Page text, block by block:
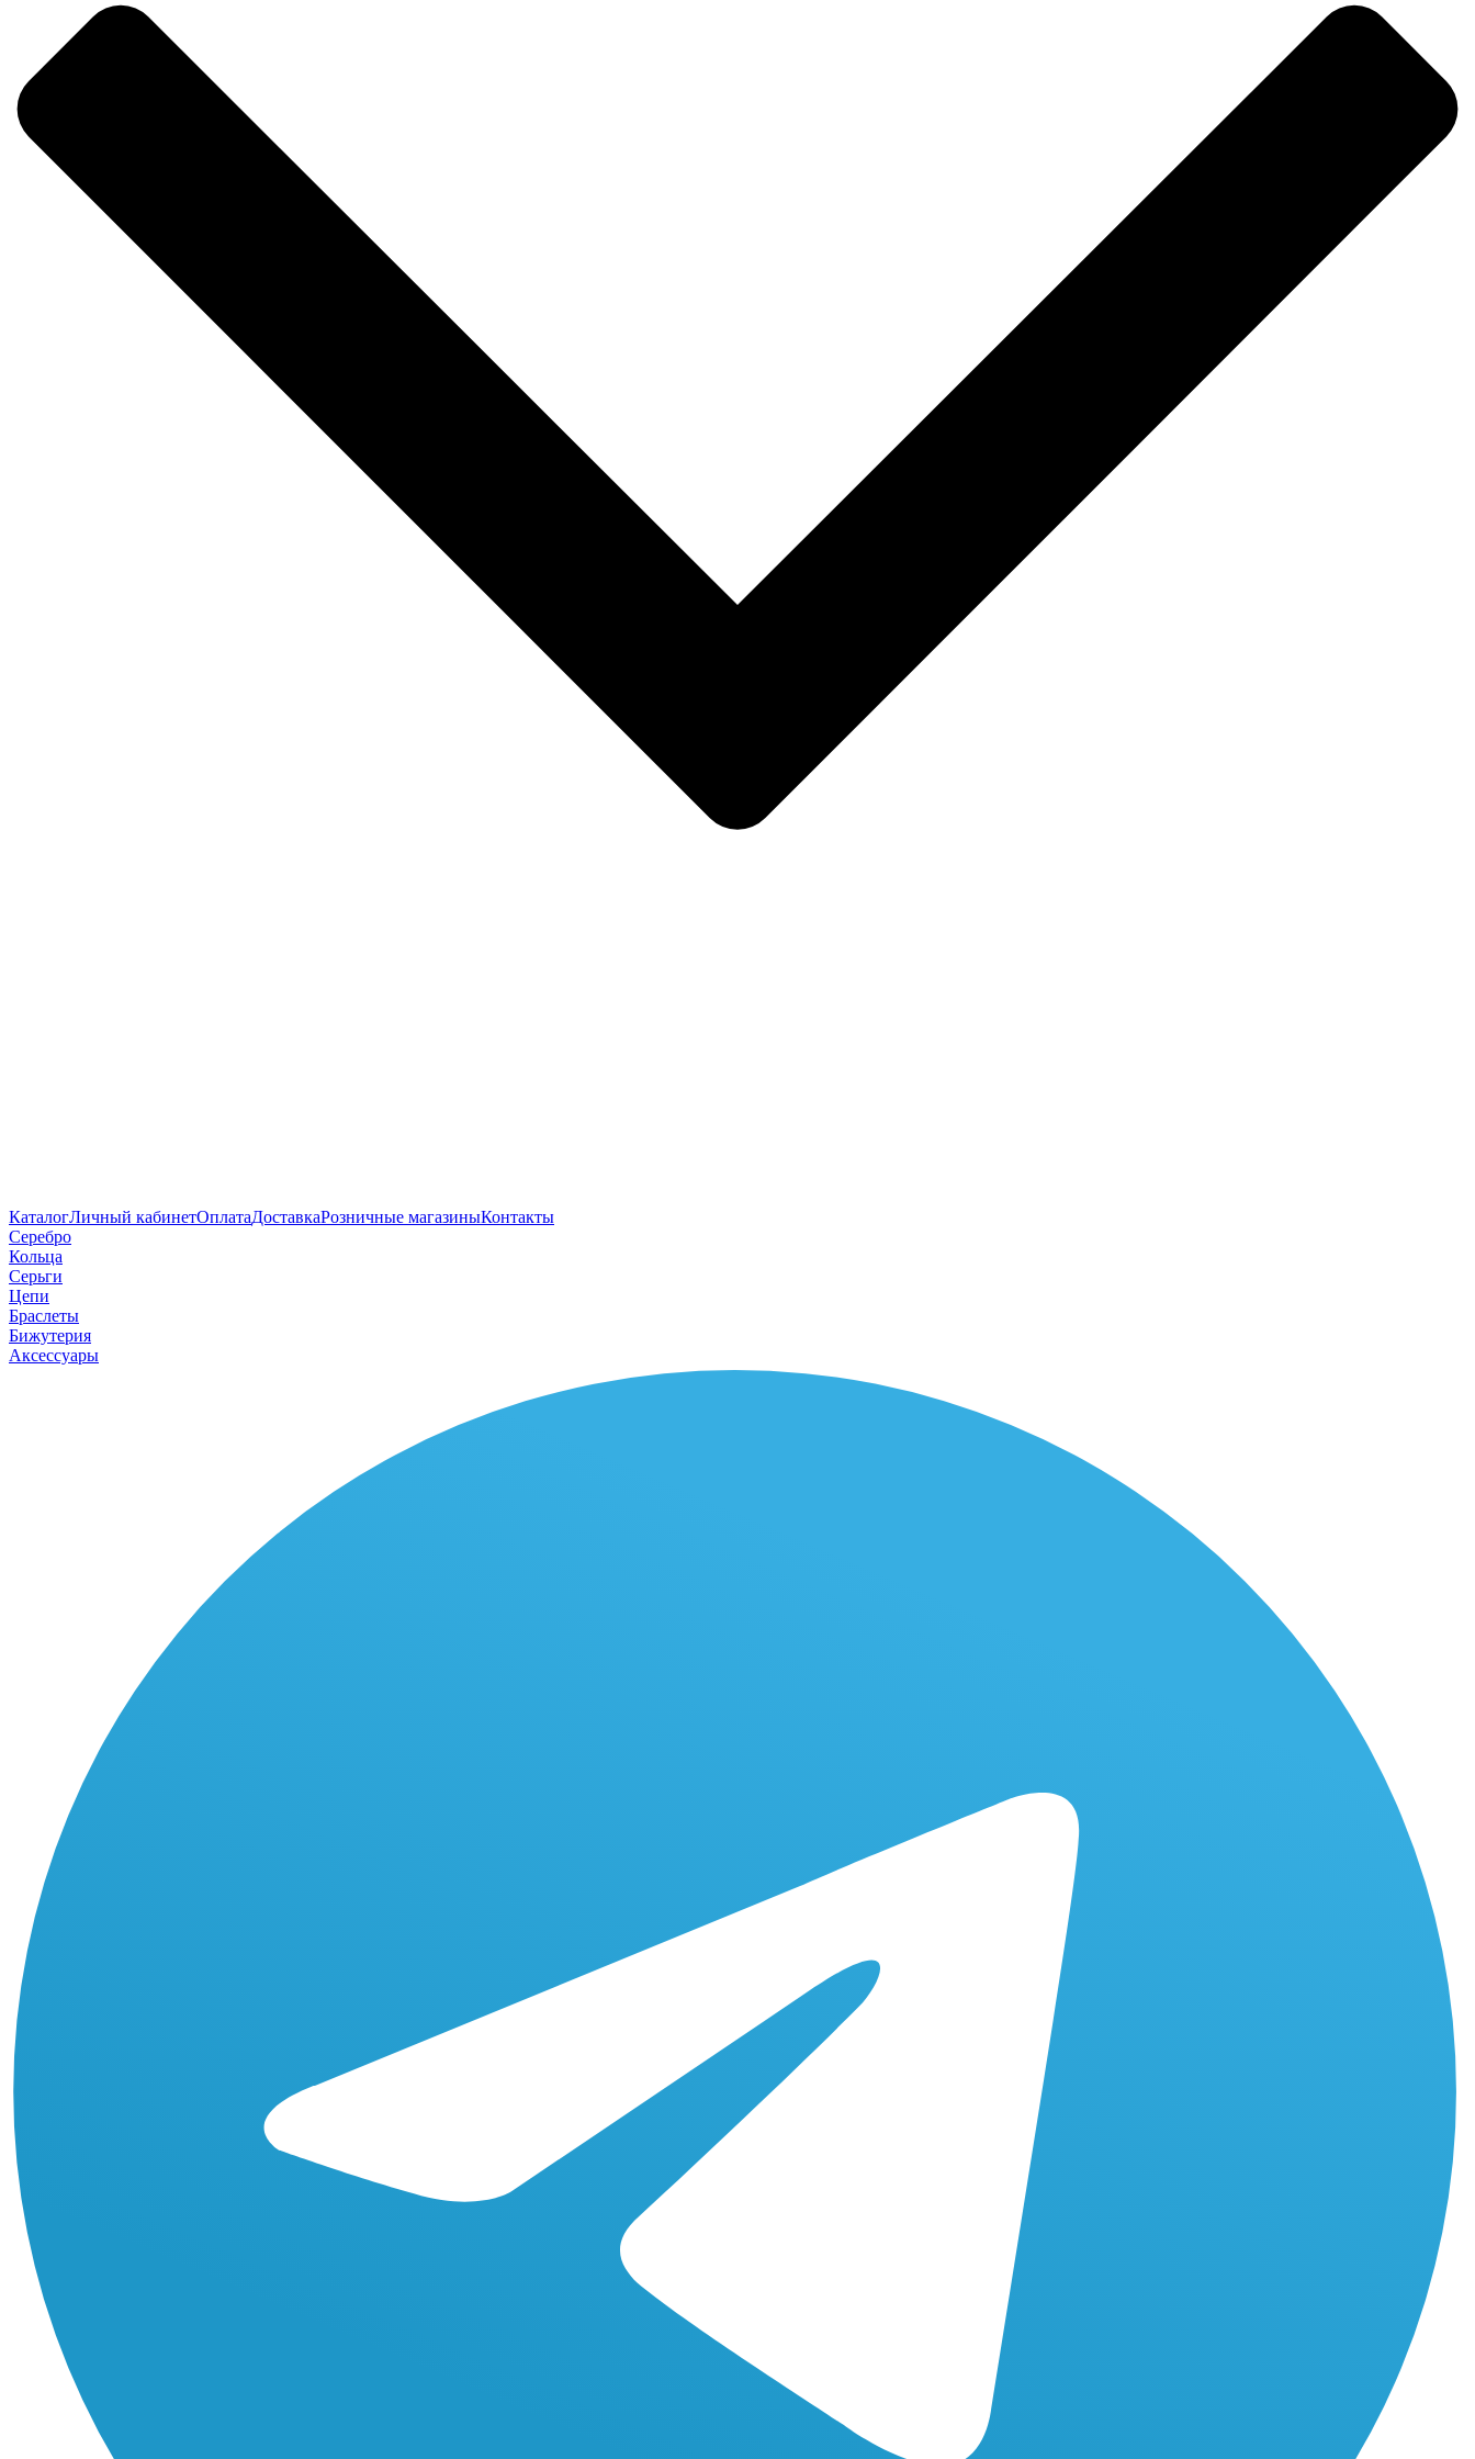
КаталогЛичный кабинетОплатаДоставкаРозничные магазиныКонтакты
Серебро
Кольца
Серьги
Цепи
Браслеты
Бижутерия
Аксессуары